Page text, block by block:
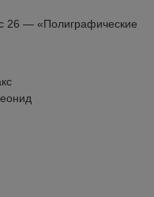
26 — «Полиграфические